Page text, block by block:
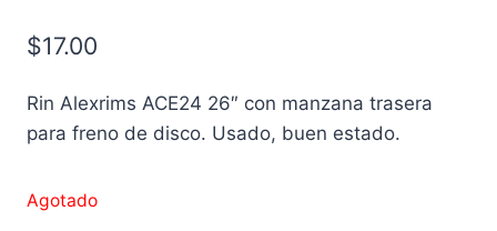
$17.00
Rin Alexrims ACE24 26″ con manzana trasera
para freno de disco. Usado, buen estado.
Agotado